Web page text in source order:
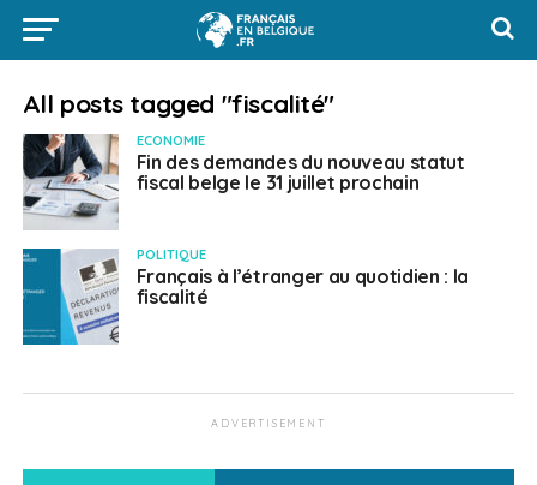
All posts tagged "fiscalité"
ECONOMIE
Fin des demandes du nouveau statut
fiscal belge le 31 juillet prochain
POLITIQUE
Français à l’étranger au quotidien : la
fiscalité
ADVERTISEMENT